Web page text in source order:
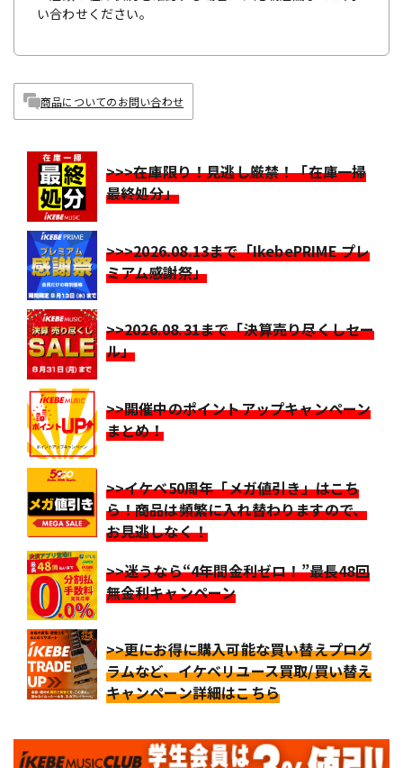
い合わせください。
商品についてのお問い合わせ
>>>在庫限り！見逃し厳禁！「在庫一掃
最終処分」
>>>2026.08.13まで「IkebePRIME プレ
ミアム感謝祭」
>>2026.08.31まで「決算売り尽くしセー
ル」
>>開催中のポイントアップキャンペーン
まとめ！
>>イケベ50周年「メガ値引き」はこち
ら！商品は頻繁に入れ替わりますので、
お見逃しなく！
>>迷うなら“4年間金利ゼロ！”最長48回
無金利キャンペーン
>>更にお得に購入可能な買い替えプログ
ラムなど、イケベリユース買取/買い替え
キャンペーン詳細はこちら